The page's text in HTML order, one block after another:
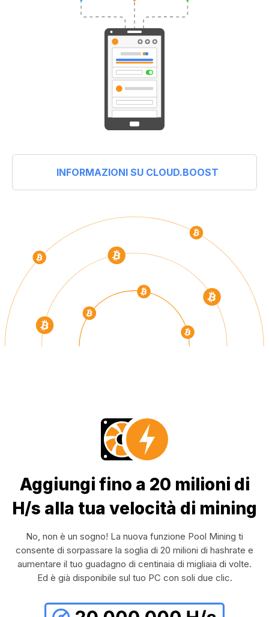
INFORMAZIONI SU CLOUD.BOOST
Aggiungi fino a 20 milioni di
H/s alla tua velocità di mining
No, non è un sogno! La nuova funzione Pool Mining ti
consente di sorpassare la soglia di 20 milioni di hashrate e
aumentare il tuo guadagno di centinaia di migliaia di volte.
Ed è già disponibile sul tuo PC con soli due clic.